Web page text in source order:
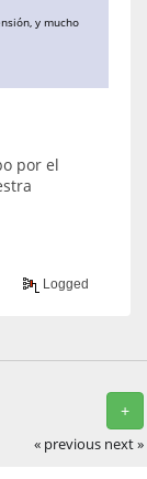
y mucho
por el
Logged
+
« previous next »